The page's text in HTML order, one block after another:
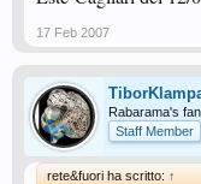
17 Feb 2007
Rabarama's fan
Staff Member
rete&fuori ha scritto: ↑